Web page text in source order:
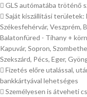
GLS autómatába tröténő
Saját kiszállítási területek:
Székesfehérvár, Veszprém,
Balatonfüred - Tihany +
Kapuvár, Sopron,
Szekszárd, Pécs, Eger,
Fizetés előre utalással,
bankkártyával lehetséges
Személyesen is átveheti